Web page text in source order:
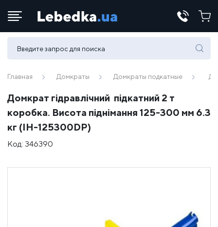
Телефоны:
(067) 430 82-15
office@lebedka.ua
Главная Домкраты Домкраты подкатные
Домкрат гідравлічний підкатний 2 т
коробка. Висота піднімання 125-300 мм 6.3
кг (IH-125300DP)
Код: 346390